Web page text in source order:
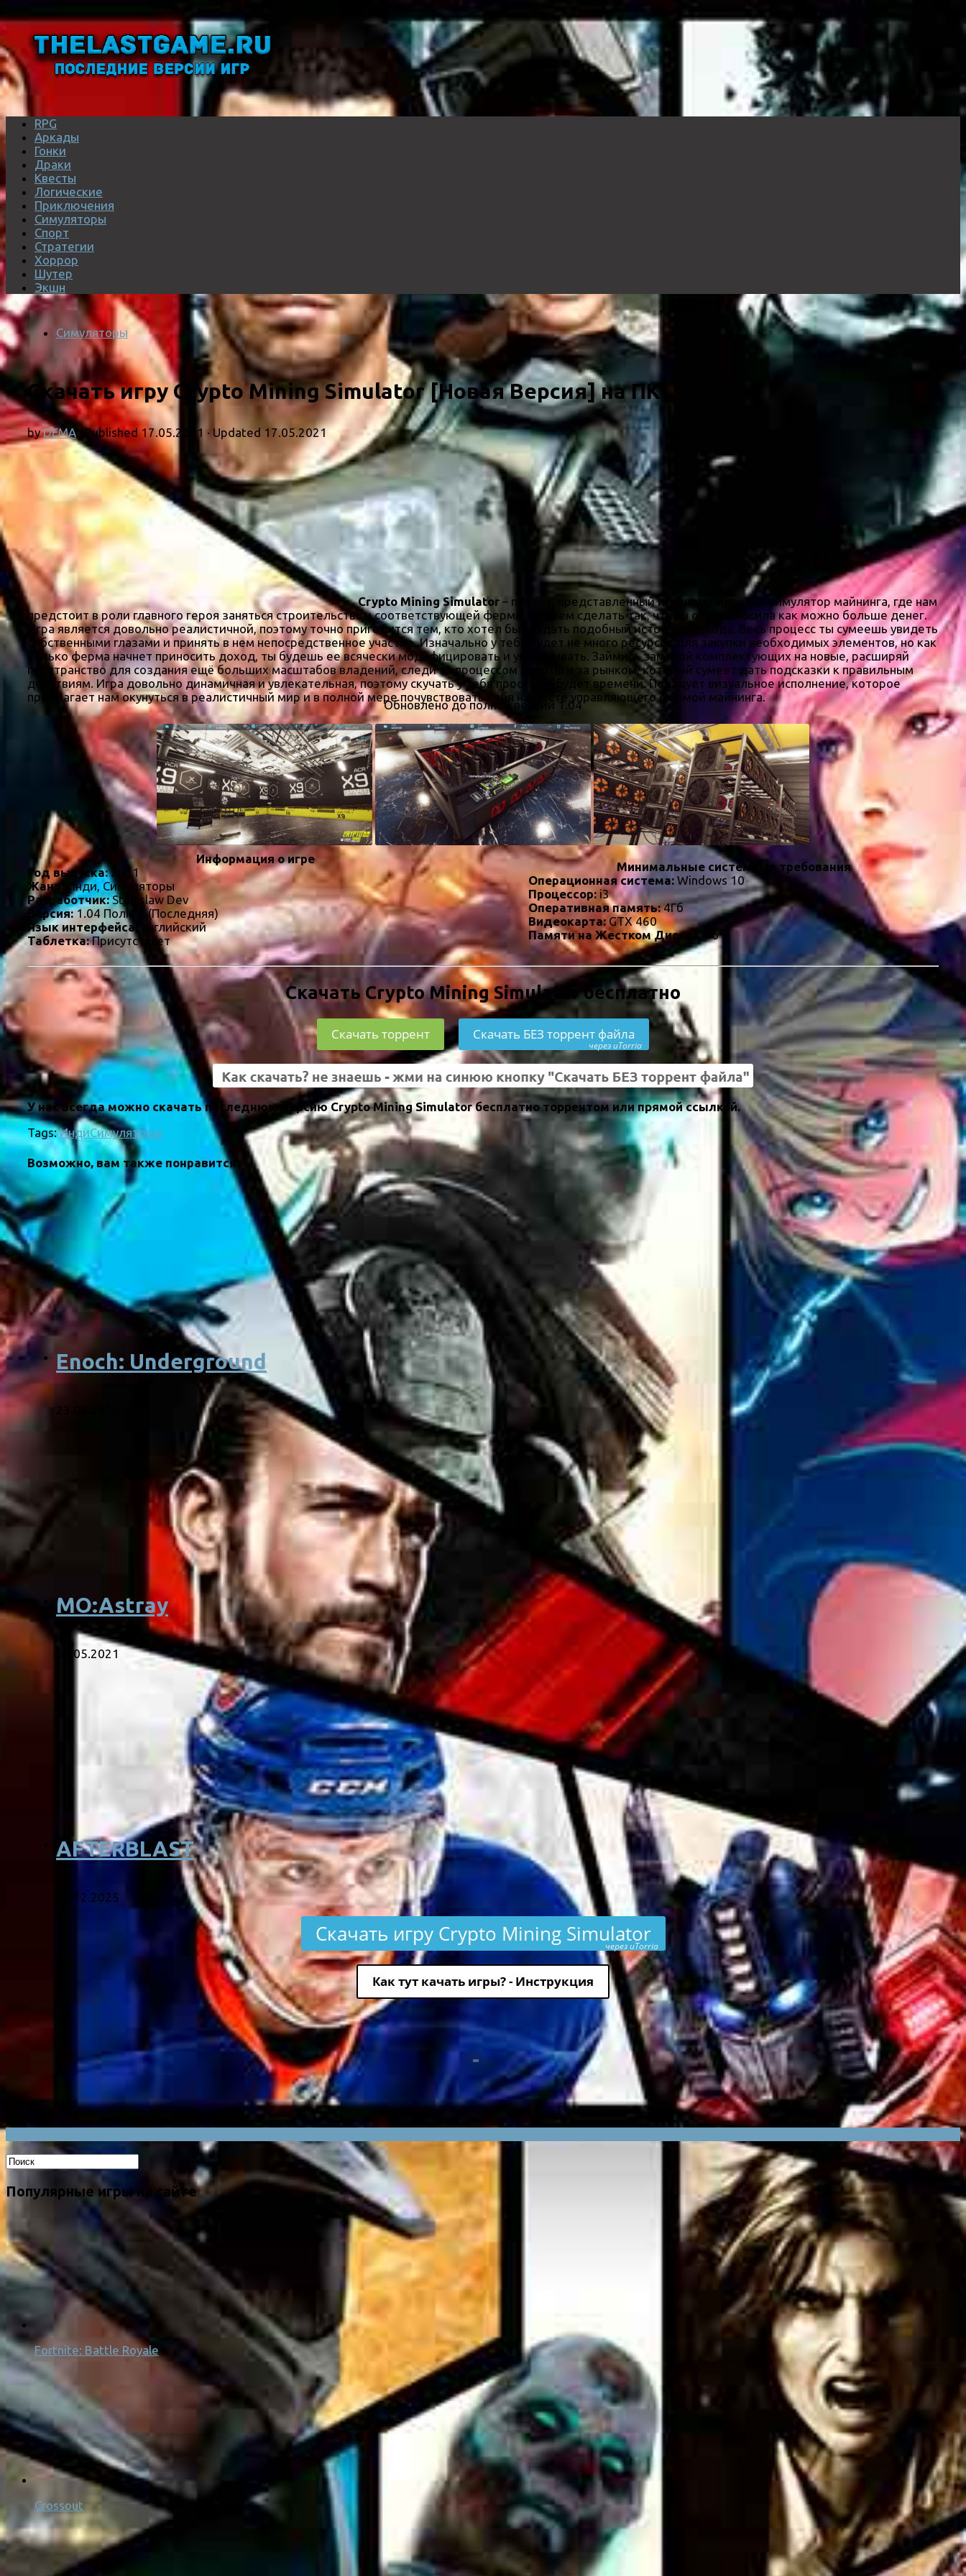
RPG
Аркады
Гонки
Драки
Квесты
Логические
Приключения
Симуляторы
Спорт
Стратегии
Хоррор
Шутер
Экшн
Симуляторы
Скачать игру Crypto Mining Simulator [Новая Версия] на ПК
byDEMA · Published17.05.2021 · Updated 17.05.2021
Crypto Mining Simulator – проект, представленный игровому миру как симулятор майнинга, где нам
предстоит в роли главного героя заняться строительством соответствующей фермы, а затем сделать так, чтобы она приносила как можно больше денег.
Игра является довольно реалистичной, поэтому точно пригодится тем, кто хотел бы создать подобный источник дохода. Весь процесс ты сумеешь увидеть
собственными глазами и принять в нем непосредственное участие. Изначально у тебя будет не много ресурсов для закупки необходимых элементов, но как
только ферма начнет приносить доход, ты будешь ее всячески модифицировать и увеличивать. Займись заменой комплектующих на новые, расширяй
пространство для создания ещё больших масштабов владений, следи за процессом работы и за рынком, который сумеет дать подсказки к правильным
действиям. Игра довольно динамичная и увлекательная, поэтому скучать у тебя просто не будет времени. Порадует визуальное исполнение, которое
предлагает нам окунуться в реалистичный мир и в полной мере почувствовать себя на месте управляющего фермой майнинга.
Обновлено до полной версии 1.04
Информация о игре
Год выпуска:2021
Жанр:
Инди, Симуляторы
Разработчик:Stanislaw Dev
Версия:1.04 Полная (Последняя)
Язык интерфейса:
английский
Таблетка:Присутствует
Минимальные системные требования
Операционная система: Windows 10
Процессор:i3
Оперативная память:4Гб
Видеокарта: GTX 460
Памяти на Жестком Диске:
1Гб
Скачать Crypto Mining Simulator бесплатно
Скачать торрент Скачать БЕЗ торрент файла
через uTorria
У нас всегда можно скачать последнюю версию Crypto Mining Simulator бесплатно торрентом или прямой ссылкой.
Tags: ИндиСимуляторы
Возможно, вам также понравится:
Enoch: Underground
23.03.2018
MO:Astray
08.05.2021
AFTERBLAST
01.12.2025
Скачать игру Crypto Mining Simulator
через uTorria
Как тут качать игры? - Инструкция
Популярные игры на сайте
Fortnite: Battle Royale
Crossout